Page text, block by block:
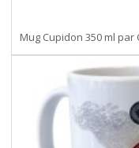
Mug Cupidon 350 ml